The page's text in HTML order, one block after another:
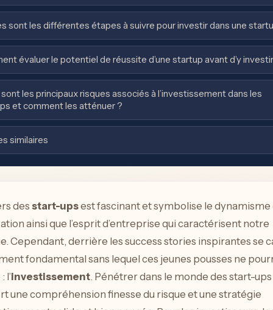
sont les différentes étapes à suivre pour investir dans une
évaluer le potentiel de réussite d’une startup avant d’y
les principaux risques associés à l’investissement dans les
et comment les atténuer ?
similaires
desstart-upsest fascinant et symbolise le dynamisme
ainsi que l’esprit d’entreprise qui caractérisent notre
Cependant, derrière les success stories inspirantes se
fondamental sans lequel ces jeunes pousses ne
l’investissement. Pénétrer dans le monde des start-ups
une compréhension finesse du risque et une stratégie